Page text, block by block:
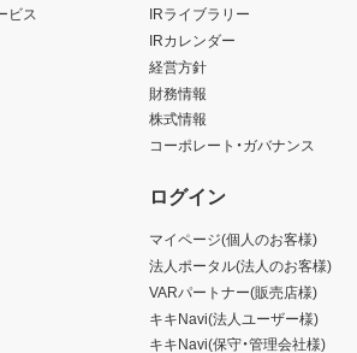
ビス
IRライブラリー
IRカレンダー
経営方針
財務情報
株式情報
コーポレート・ガバナンス
ログイン
マイページ(個人のお客様)
法人ポータル(法人のお客様)
VARパートナー(販売店様)
キキNavi(法人ユーザー様)
キキNavi(保守・管理会社様)